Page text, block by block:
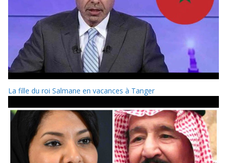
La fille du roi Salmane en vacances à Tanger